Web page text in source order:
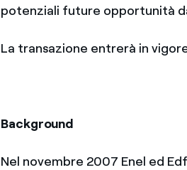
potenziali future opportunità
La transazione entrerà in
Background
Nel novembre 2007 Enel ed